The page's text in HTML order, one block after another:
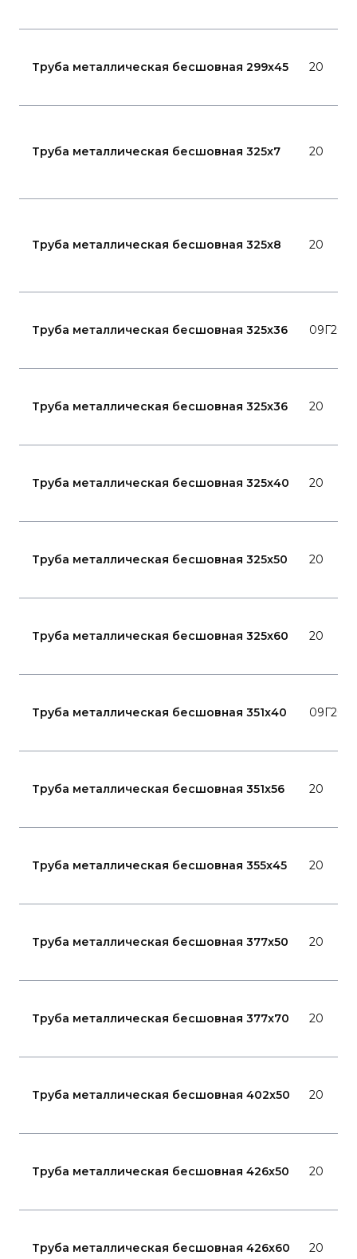
Труба металлическая бесшовная 299x45 20
Труба металлическая бесшовная 325x7 20
Труба металлическая бесшовная 325x8 20
Труба металлическая бесшовная 325x36 09Г2С
Труба металлическая бесшовная 325x36 20
Труба металлическая бесшовная 325x40 20
Труба металлическая бесшовная 325x50 20
Труба металлическая бесшовная 325x60 20
Труба металлическая бесшовная 351x40 09Г2С
Труба металлическая бесшовная 351x56 20
Труба металлическая бесшовная 355x45 20
Труба металлическая бесшовная 377x50 20
Труба металлическая бесшовная 377x70 20
Труба металлическая бесшовная 402x50 20
Труба металлическая бесшовная 426x50 20
Труба металлическая бесшовная 426x60 20